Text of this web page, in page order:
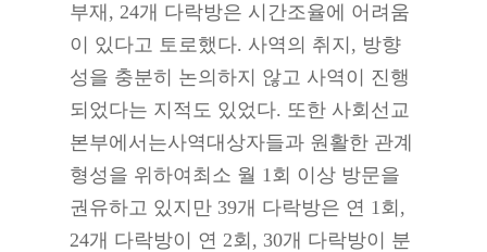
부재, 24개 다락방은 시간조율에 어려움
이 있다고 토로했다. 사역의 취지, 방향
성을 충분히 논의하지 않고 사역이 진행
되었다는 지적도 있었다. 또한 사회선교
본부에서는사역대상자들과 원활한 관계
형성을 위하여최소 월 1회 이상 방문을
권유하고 있지만 39개 다락방은 연 1회,
24개 다락방이 연 2회, 30개 다락방이 분